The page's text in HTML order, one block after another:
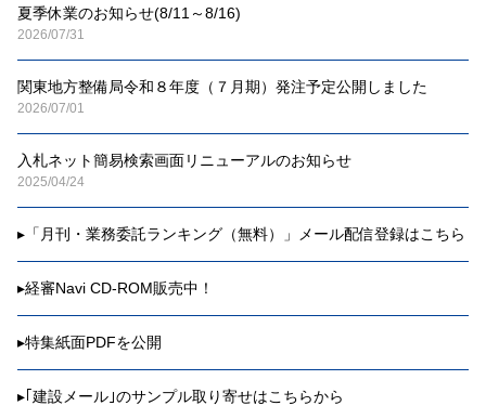
夏季休業のお知らせ(8/11～8/16)
2026/07/31
関東地方整備局令和８年度（７月期）発注予定公開しました
2026/07/01
入札ネット簡易検索画面リニューアルのお知らせ
2025/04/24
▸ 「月刊・業務委託ランキング（無料）」メール配信登録はこちら
▸経審Navi CD-ROM販売中！
▸特集紙面PDFを公開
▸ ｢建設メール｣のサンプル取り寄せはこちらから